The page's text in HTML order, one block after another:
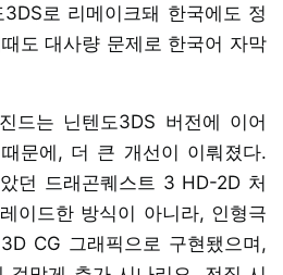
로 리메이크돼 한국에도 정
도 대사량 문제로 한국어 자막
드는 닌텐도3DS 버전에 이어
문에, 더 큰 개선이 이뤄졌다.
던 드래곤퀘스트 3 HD-2D 처
이드한 방식이 아니라, 인형극
CG 그래픽으로 구현됐으며,